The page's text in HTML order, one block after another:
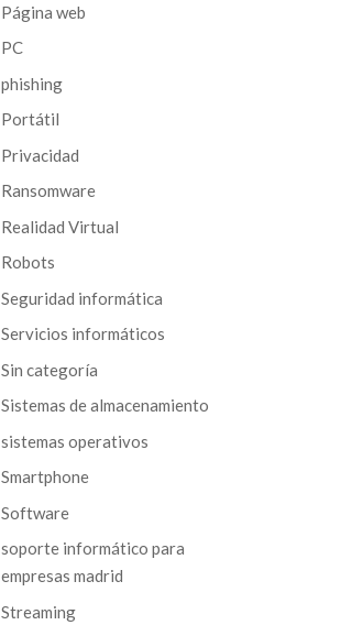
Página web
PC
phishing
Portátil
Privacidad
Ransomware
Realidad Virtual
Robots
Seguridad informática
Servicios informáticos
Sin categoría
Sistemas de almacenamiento
sistemas operativos
Smartphone
Software
soporte informático para
empresas madrid
Streaming